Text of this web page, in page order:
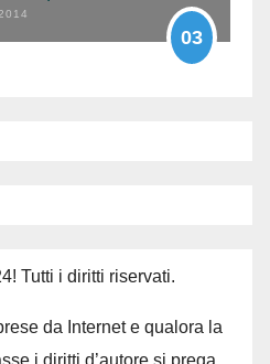
03
Tutti i diritti riservati.
da Internet e qualora la
i diritti d’autore si prega